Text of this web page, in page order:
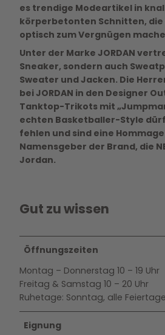
es trendige Modeartikel in
körperbetonten Schnitten, die
optisch zum Vergnügen
Unter der Marke JORDAN
Sneaker, sondern auch
Sweater und Jacken. Die
bei JORDAN in den Designer
Tanktop-Trikots mit
echten Basketballer-Style
fehlen und sind eine
Namensgeber der Brand, die
Jordan.
Gut zu wissen
Öffnungszeiten
Montag – Donnerstag 10 – 19 Uhr
Freitag & Samstag 10 – 20 Uhr
Ruhetage: Sonntag, alle
Eignung